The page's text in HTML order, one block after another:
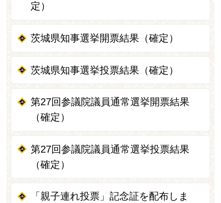
定）
茨城県知事選挙開票結果（確定）
茨城県知事選挙投票結果（確定）
第27回参議院議員通常選挙開票結果
（確定）
第27回参議院議員通常選挙投票結果
（確定）
「親子連れ投票」記念証を配布しま